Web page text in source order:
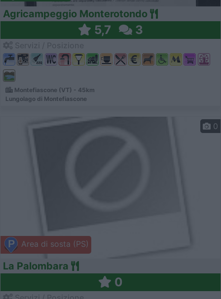
Agricampeggio Monterotondo
5,7 3
Montefiascone (VT) - 45km
Lungolago di Montefiascone
Area di sosta (PS)
0
La Palombara
0